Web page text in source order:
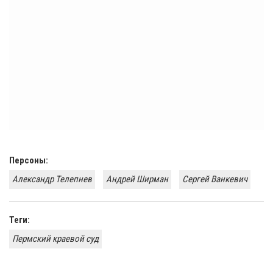
Персоны:
Александр Телепнев
Андрей Ширман ​Сергей Ванкевич
Теги:
Пермский краевой суд